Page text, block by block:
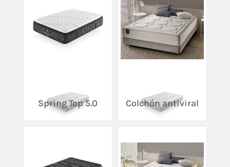
Spring Top 5.0 Colchón antiviral